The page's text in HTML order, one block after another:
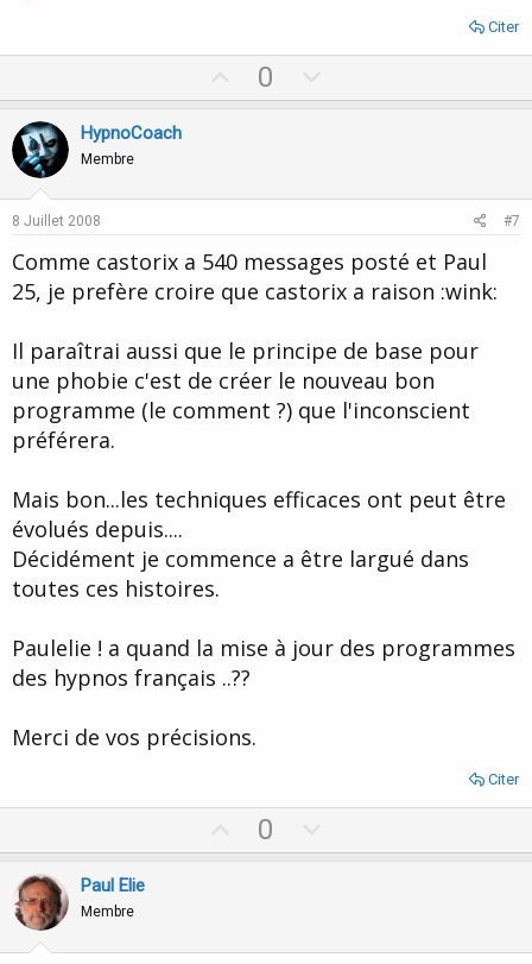
Citer
p
t
0
o
v
e
HypnoCoach
Membre
8 Juillet 2008 #7
Comme castorix a 540 messages posté et Paul
25, je prefère croire que castorix a raison :wink:
Il paraîtrai aussi que le principe de base pour
une phobie c'est de créer le nouveau bon
programme (le comment ?) que l'inconscient
préférera.
Mais bon...les techniques efficaces ont peut être
évolués depuis....
Décidément je commence a être largué dans
toutes ces histoires.
Paulelie ! a quand la mise à jour des programmes
des hypnos français ..??
Merci de vos précisions.
Citer
p
0
o
Paul Elie
Membre